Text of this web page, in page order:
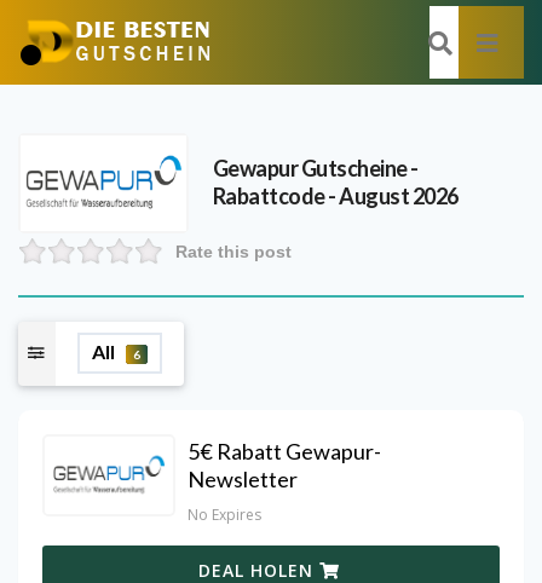
GewapurGutscheine -
Rabattcode - August 2026
Rate this post
All 6
5€ Rabatt Gewapur-
Newsletter
No Expires
DEAL HOLEN